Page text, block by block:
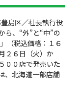
島区／社長執行役
ら、“外”と“中”の
（税込価格：１６
２６日（火）か
００店で発売いた
、北海道一部店舗